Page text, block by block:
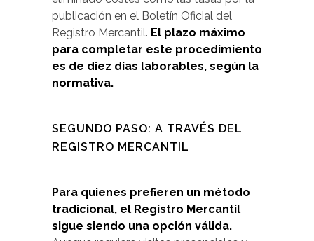
publicación en el Boletín Oficial del
Registro Mercantil. El plazo máximo
para completar este procedimiento
es de diez días laborables, según la
normativa.
SEGUNDO PASO: A TRAVÉS DEL
REGISTRO MERCANTIL
Para quienes prefieren un método
tradicional, el Registro Mercantil
sigue siendo una opción válida.